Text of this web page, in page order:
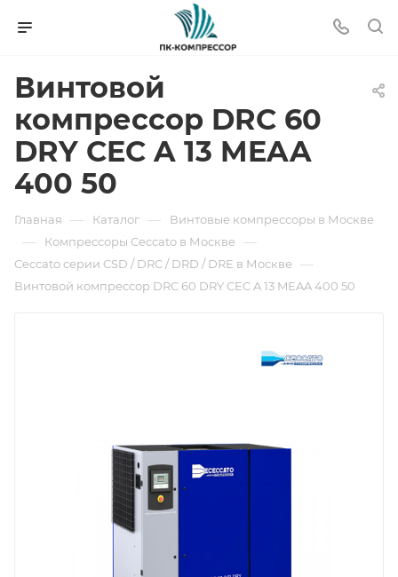
Винтовой
компрессор DRC 60
DRY CEC A 13 MEAA
400 50
Главная — Каталог — Винтовые компрессоры в Москве
— Компрессоры Ceccato в Москве —
Ceccato серии CSD / DRC / DRD / DRE в Москве —
Винтовой компрессор DRC 60 DRY CEC A 13 MEAA 400 50